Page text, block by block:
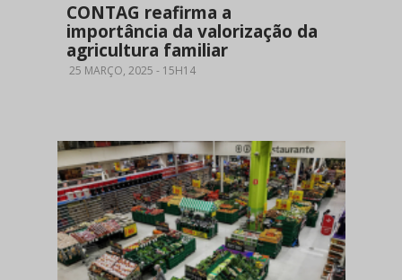
CONTAG reafirma a
importância da valorização da
agricultura familiar
25 MARÇO, 2025 - 15H14